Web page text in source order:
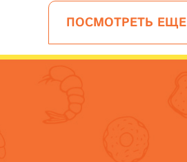
ПОСМОТРЕТЬ ЕЩЕ